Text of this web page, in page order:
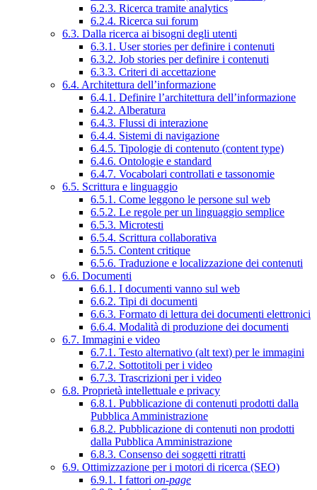
6.2.3. Ricerca tramite analytics
6.2.4. Ricerca sui forum
6.3. Dalla ricerca ai bisogni degli utenti
6.3.1. User stories per definire i contenuti
6.3.2. Job stories per definire i contenuti
6.3.3. Criteri di accettazione
6.4. Architettura dell’informazione
6.4.1. Definire l’architettura dell’informazione
6.4.2. Alberatura
6.4.3. Flussi di interazione
6.4.4. Sistemi di navigazione
6.4.5. Tipologie di contenuto (content type)
6.4.6. Ontologie e standard
6.4.7. Vocabolari controllati e tassonomie
6.5. Scrittura e linguaggio
6.5.1. Come leggono le persone sul web
6.5.2. Le regole per un linguaggio semplice
6.5.3. Microtesti
6.5.4. Scrittura collaborativa
6.5.5. Content critique
6.5.6. Traduzione e localizzazione dei contenuti
6.6. Documenti
6.6.1. I documenti vanno sul web
6.6.2. Tipi di documenti
6.6.3. Formato di lettura dei documenti elettronici
6.6.4. Modalità di produzione dei documenti
6.7. Immagini e video
6.7.1. Testo alternativo (alt text) per le immagini
6.7.2. Sottotitoli per i video
6.7.3. Trascrizioni per i video
6.8. Proprietà intellettuale e privacy
6.8.1. Pubblicazione di contenuti prodotti dalla
Pubblica Amministrazione
6.8.2. Pubblicazione di contenuti non prodotti
dalla Pubblica Amministrazione
6.8.3. Consenso dei soggetti ritratti
6.9. Ottimizzazione per i motori di ricerca (SEO)
6.9.1. I fattori on-page